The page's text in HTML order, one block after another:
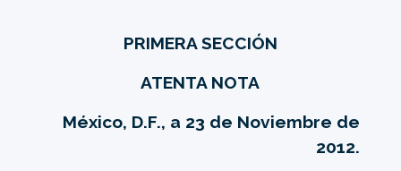
PRIMERA SECCIÓN
ATENTA NOTA
México, D.F., a 23 de Noviembre de
2012.